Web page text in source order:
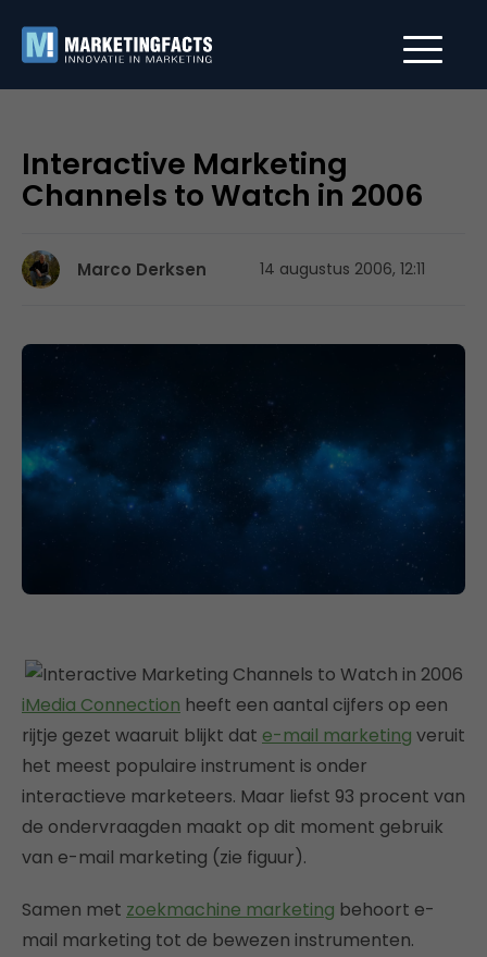
Interactive Marketing
Channels to Watch in 2006
Marco Derksen 14 augustus 2006, 12:11
iMedia Connection heeft een aantal cijfers op een
rijtje gezet waaruit blijkt dat e-mail marketing veruit
het meest populaire instrument is onder
interactieve marketeers. Maar liefst 93 procent van
de ondervraagden maakt op dit moment gebruik
van e-mail marketing (zie figuur).
Samen met zoekmachine marketing behoort e-
mail marketing tot de bewezen instrumenten.